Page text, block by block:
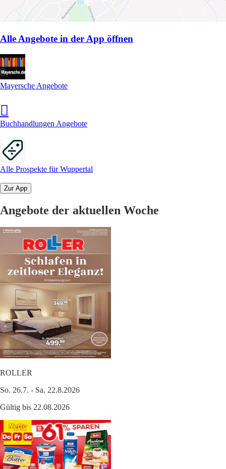
Alle Angebote in der App öffnen
Mayersche Angebote
Buchhandlungen Angebote
Alle Prospekte für Wuppertal
Zur App
Angebote der aktuellen Woche
ROLLER
So. 26.7. - Sa. 22.8.2026
Gültig bis 22.08.2026